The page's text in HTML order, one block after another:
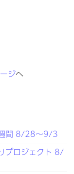
ジへ
週間 8/28～9/3
プロジェクト 8/